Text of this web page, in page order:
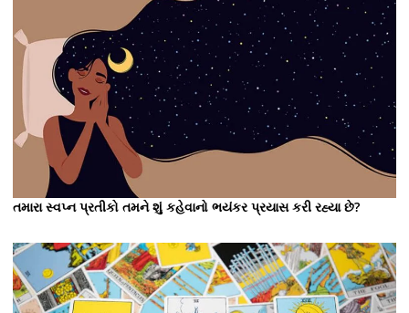
તમારા સ્વપ્ન પ્રતીકો તમને શું કહેવાનો ભયંકર પ્રયાસ કરી રહ્યા છે?